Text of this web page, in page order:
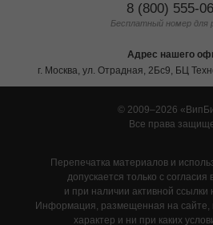
8 (800) 555-
Бесплатный номер для
Адрес нашего
г. Москва, ул. Отрадная, 2Бс9, БЦ
© 2009–2026
Все права
Перепечатка материалов и
допускается только с согласия
и при наличии активной ссылки
Информация, размещенная на сайте,
характер и ни при каких